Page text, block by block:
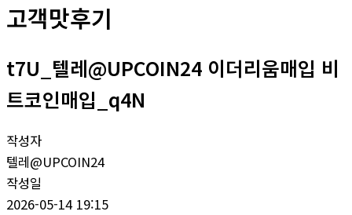
고객맛후기
t7U_텔레@UPCOIN24 이더리움매입 비
트코인매입_q4N
작성자
텔레@UPCOIN24
작성일
2026-05-14 19:15